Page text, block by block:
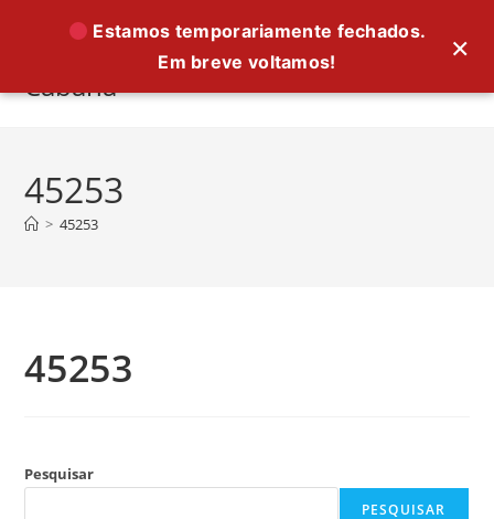
conteúdo
Cabana
45253
> 45253
45253
Pesquisar
PESQUISAR
×
Estamos temporariamente fechados.
Em breve voltamos!